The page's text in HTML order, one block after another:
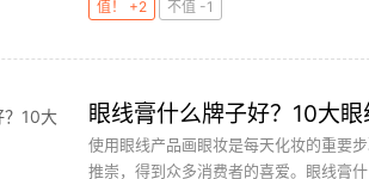
值！ +2
不值 -1
眼线膏什么牌子好？10大
使用眼线产品画眼妆是每天化妆的重要
推崇，得到众多消费者的喜爱。眼线膏